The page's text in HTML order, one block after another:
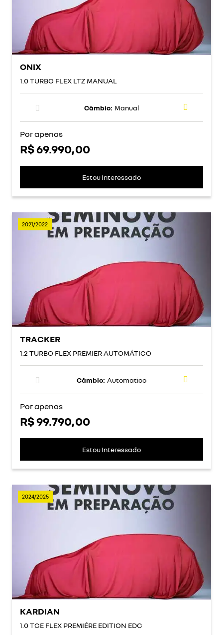
ONIX
1.0 TURBO FLEX LTZ MANUAL
Câmbio: Manual
Por apenas
R$ 69.990,00
Estou Interessado
2021/2022
TRACKER
1.2 TURBO FLEX PREMIER AUTOMÁTICO
Câmbio: Automatico
Por apenas
R$ 99.790,00
Estou Interessado
2024/2025
KARDIAN
1.0 TCE FLEX PREMIÉRE EDITION EDC